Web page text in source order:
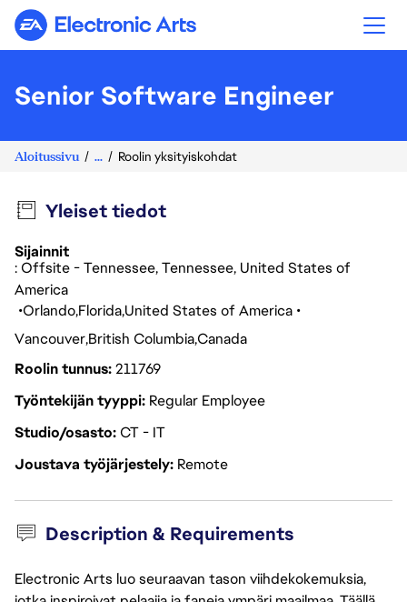
Electronic Arts
Senior Software Engineer
Aloitussivu ... Roolin yksityiskohdat
Yleiset tiedot
Sijainnit
: Offsite - Tennessee, Tennessee, United States of
America
OrlandoFloridaUnited States of America
VancouverBritish ColumbiaCanada
Roolin tunnus211769
Työntekijän tyyppi Regular Employee
Studio/osastoCT - IT
Joustava työjärjestely Remote
Description & Requirements
Electronic Arts luo seuraavan tason viihdekokemuksia,